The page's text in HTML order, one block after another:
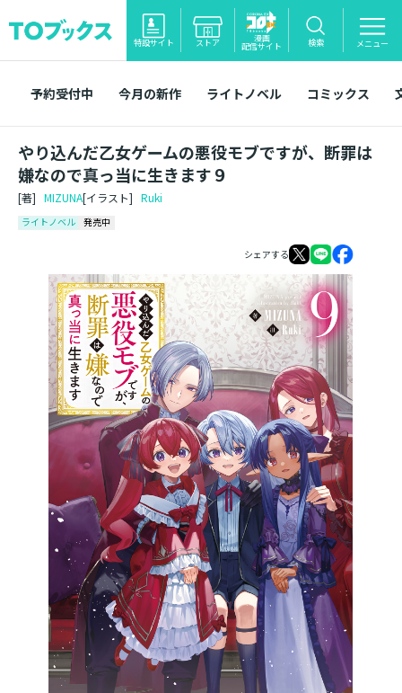
特設サイト ストア 漫画
配信サイト 検索 メニュー
予約受付中 今月の新作 ライトノベル コミックス
やり込んだ乙女ゲームの悪役モブですが、断罪は
嫌なので真っ当に生きます９
[著] MIZUNA[イラスト] Ruki
ライトノベル 発売中
シェアする